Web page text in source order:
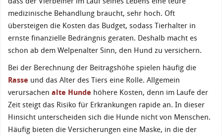
medizinische Behandlung braucht, sehr hoch. Oft
übersteigen die Kosten das Budget, sodass Tierhalter in
ernste finanzielle Bedrängnis geraten. Deshalb macht es
schon ab dem Welpenalter Sinn, den Hund zu versichern.
Bei der Berechnung der Beitragshöhe spielen häufig die
Rasse und das Alter des Tiers eine Rolle. Allgemein
verursachen alte Hunde höhere Kosten, denn im Laufe der
Zeit steigt das Risiko für Erkrankungen rapide an. In dieser
Hinsicht unterscheiden sich die Hunde nicht von Menschen.
Häufig bieten die Versicherungen eine Maske, in die der